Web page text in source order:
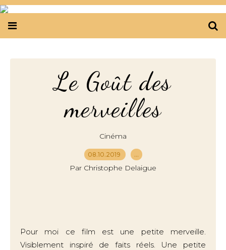
Le Goût des
merveilles
Cinéma
08.10.2019 …
Par Christophe Delaigue
Pour moi ce film est une petite merveille.
Visiblement inspiré de faits réels. Une petite